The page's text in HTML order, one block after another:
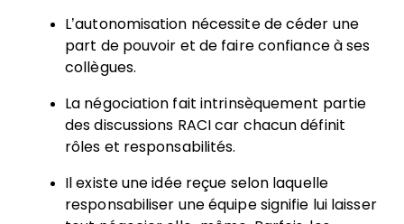
L’autonomisation nécessite de céder une
part de pouvoir et de faire confiance à ses
collègues.
La négociation fait intrinsèquement partie
des discussions RACI car chacun définit
rôles et responsabilités.
Il existe une idée reçue selon laquelle
responsabiliser une équipe signifie lui laisser